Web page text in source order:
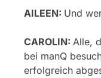
AILEEN: Und
CAROLIN: Alle,
bei manQ
erfolgreich